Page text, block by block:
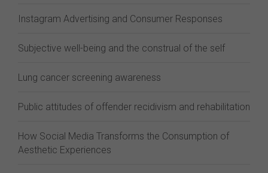
Instagram Advertising and Consumer Responses
Subjective well-being and the construal of the self
Lung cancer screening awareness
Public attitudes of offender recidivism and rehabilitation
How Social Media Transforms the Consumption of
Aesthetic Experiences